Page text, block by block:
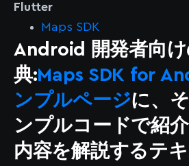
Flutter
Maps SDK
Android 開発者向
典:Maps SDK for
ンプルページに、
ンプルコードで紹
内容を解説するテ